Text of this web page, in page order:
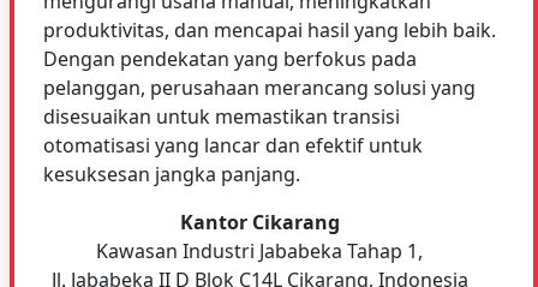
produktivitas, dan mencapai hasil yang lebih baik.
Dengan pendekatan yang berfokus pada
pelanggan, perusahaan merancang solusi yang
disesuaikan untuk memastikan transisi
otomatisasi yang lancar dan efektif untuk
kesuksesan jangka panjang.
Kantor Cikarang
Kawasan Industri Jababeka Tahap 1,
Jl. Jababeka II D Blok C14L Cikarang, Indonesia